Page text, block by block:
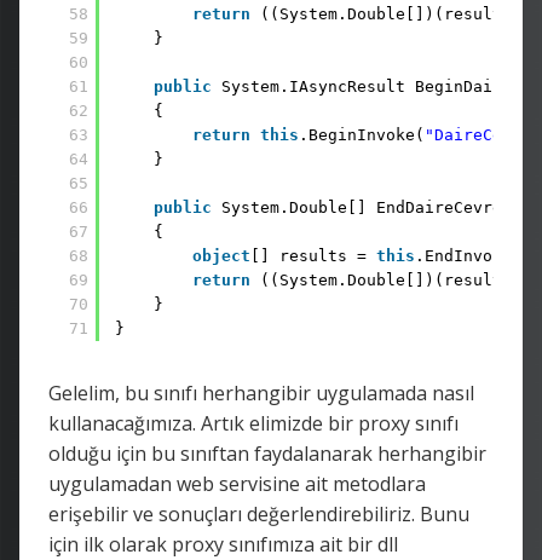
58
59
60
61
62
63
64
65
66
67
68
69
70
71
return
}
public
System.IAsyncResult
{
return this .BeginInvoke(
}
public
System.Double[]
{
object [] results = this
return
}
}
Gelelim, bu sınıfı herhangibir uygulamada nasıl
kullanacağımıza. Artık elimizde bir proxy sınıfı
olduğu için bu sınıftan faydalanarak herhangibir
uygulamadan web servisine ait metodlara
erişebilir ve sonuçları değerlendirebiliriz. Bunu
için ilk olarak proxy sınıfımıza ait bir dll